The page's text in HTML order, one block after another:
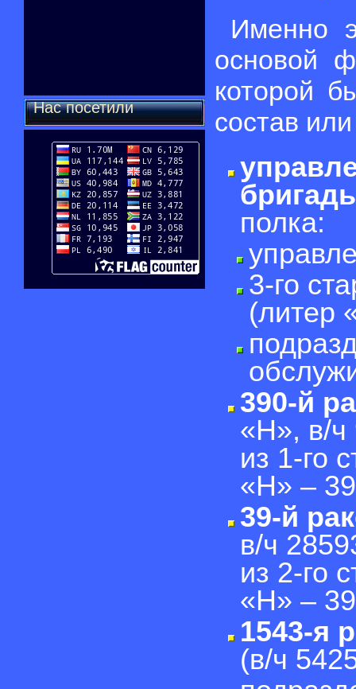
Нас посетили
Именно
основой
которой
состав
полка:
3-го
(литер
390-й
«Н», в/ч
из 1-го
«Н» –
39-й
в/ч
из 2-го
«Н» –
1543-я
(в/ч